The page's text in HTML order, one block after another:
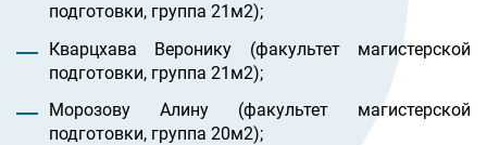
подготовки, группа 21м2);
Кварцхава Веронику (факультет магистерской
подготовки, группа 21м2);
Морозову Алину (факультет магистерской
подготовки, группа 20м2);